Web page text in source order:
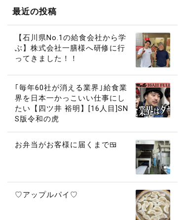
最近の投稿
【石川県No.1の給食会社から学
ぶ】株式会社一膳様へ研修に行
ってきました！！
｢毎年60社が消える業界｣給食業
界を日本一かっこいい仕事にし
たい【四ツ井 裕明】[16人目]SN
S版令和の虎
お弁当がお客様に届くまで🍱
♡アップルパイ♡